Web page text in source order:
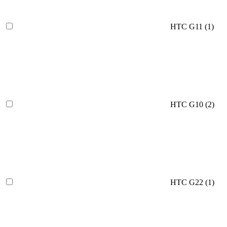
HTC G11 (1)
HTC G10 (2)
HTC G22 (1)